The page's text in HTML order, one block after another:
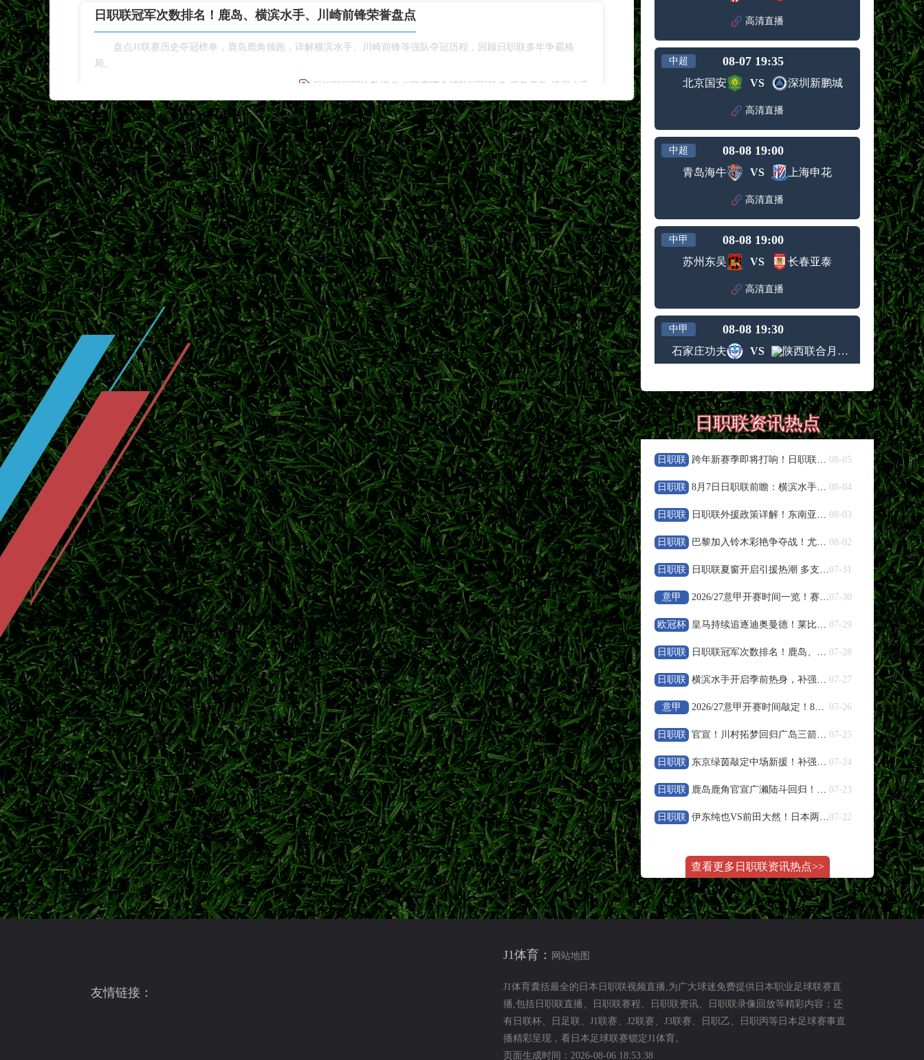
日职联冠军次数排名！鹿岛、横滨水手、川崎前锋荣誉盘点
盘点J1联赛历史夺冠榜单，鹿岛鹿角领跑，详解横滨水手、川崎前锋等强队夺冠历程，回顾日职联多年争霸格
局。
日职联冠军次数排名 J1联赛哪个球队冠军最多 鹿岛鹿角 横滨水手
横滨水手开启季前热身，补强阵容冲击新赛季亚冠资格
2026日职联临近开赛，横滨水手投入季前热身备战。球队积极调整阵容，目标在跨年赛季争夺亚冠参赛席位。
横滨水手 日职联 j1联赛 日职联季前热身
官宣！川村拓梦回归广岛三箭补强中场
北京时间7月25日官方消息，日本中场川村拓梦离开萨尔茨堡红牛，永久转会重返广岛三箭，旅欧球员回归J联
赛。
川村拓梦 广岛三箭 日职联转会 萨尔茨堡红牛
东京绿茵敲定中场新援！补强中场，全力冲刺下半程联赛
2026日职联夏窗持续运作，东京绿茵签下实力派中场柴户海，充实中场轮换厚度，备战联赛下半程关键赛程。
东京绿茵 东京绿茵转会 东京绿茵补强 日职联夏窗
鹿岛鹿角官宣广濑陆斗回归！补强防线冲击日职联冠军
日职联豪门鹿岛鹿角正式签下后卫广濑陆斗，球员从神户胜利船重返老东家。经验丰富的本土后卫加盟，助力球
队下半程联赛争冠。
鹿岛鹿角 广濑陆斗 日职联转会 神户胜利船
伊东纯也VS前田大然！日本两大前锋特点与前景解析
2026美加墨世界杯落下帷幕，伊东纯也与前田大然代表日本队出战大赛。对比两名锋线球员技术风格，展望二人
俱乐部新赛季赛场表现。
伊东纯也 前田大然 日本前锋 2026世界杯
大阪钢巴夏窗阵容全面更新！8月7日迎战浦和红钻开启新赛季
2026/27跨年日职联开赛在即，盘点大阪钢巴夏窗人员变动、海外青训新星动态，详解揭幕战对阵浦和红钻的备战
情况与新赛季争冠目标。
大阪钢巴最新资讯 2026-27日职联大阪钢巴 大阪钢巴夏窗转会 大阪钢巴VS浦和红钻
2026日职联前瞻：新赛季8月7日揭幕 强强对决开启新征程
2026/27赛季日职联正式开启跨年赛制，北京时间8月7日迎来新赛季揭幕战，横滨水手对阵鹿岛鹿角、大阪钢巴迎
战浦和红钻，两场强强对话拉开J1联赛新赛季大幕。
2026/27日职联 日职联揭幕战 横滨水手vs鹿岛鹿角 大阪钢巴VS浦和红钻
日职联J1改制新赛季前瞻：格局全面洗牌
日职联正式开启秋春跨年改制时代，新赛季J1赛程、外援、升降级规则全面调整。本文深度解读改制核心变化，
解析联赛争冠、中游抢分与保级整体格局。
日职联 J1联赛改制 日职联新赛季前瞻 日职联争冠保级格局
日职联J1实力格局深度解析
深度解析日职联J1长期联赛格局、豪门梯队划分、各队攻防特质、整体战术体系以及亚洲赛场竞争力。
详解大迫勇也职业生涯，2009年鹿岛鹿角出道、七年德甲留洋经历，2021回归效力神户胜利船，包含技术特点、
高清直播
中超 08-07 19:35
北京国安 VS 深圳新鹏城
高清直播
中超 08-08 19:00
青岛海牛 VS 上海申花
高清直播
中甲 08-08 19:00
苏州东吴 VS 长春亚泰
高清直播
中甲 08-08 19:30
石家庄功夫 VS 陕西联合月亮泊队
中甲 08-08 19:30
梅州客家 VS 佛山南狮
中甲 08-08 19:30
中超 08-08 19:35
浙江队 VS 武汉三镇
高清直播
中超 08-08 19:35
大连英博 VS 辽宁铁人
高清直播
云南玉昆 VS 成都蓉城
08-08 20:00
定南赣联 VS 大连鲲城
高清直播
高清直播
巴西甲
日职联资讯热点
日职联 跨年新赛季即将打响！日职联夏窗人员变动盘点 08-05
日职联 8月7日日职联前瞻：横滨水手vs鹿岛鹿角 08-04
日职联 日职联外援政策详解！东南亚球员特殊规则说明 08-03
日职联 巴黎加入铃木彩艳争夺战！尤文报价遭帕尔马拒绝 08-02
日职联 日职联夏窗开启引援热潮 多支豪门调整阵容备战下半程07-31
意甲 2026/27意甲开赛时间一览！赛程周期与参赛队伍整理07-30
欧冠杯 皇马持续追逐迪奥曼德！莱比锡天才引发欧冠豪门竞价 07-29
日职联 日职联冠军次数排名！鹿岛、横滨水手、川崎前锋荣誉盘点 07-28
日职联 横滨水手开启季前热身，补强阵容冲击新赛季亚冠资格 07-27
意甲 2026/27意甲开赛时间敲定！8月23日联赛正式打响 07-26
日职联 官宣！川村拓梦回归广岛三箭补强中场 07-25
日职联 东京绿茵敲定中场新援！补强中场，全力冲刺下半程联赛 07-24
日职联 鹿岛鹿角官宣广濑陆斗回归！补强防线冲击日职联冠军 07-23
日职联 伊东纯也VS前田大然！日本两大前锋特点与前景解析07-22
查看更多日职联资讯热点>>
友情链接：
J1体育： 网站地图
J1体育囊括最全的日本日职联视频直播,为广大球迷免费提供日本职业足球联赛直
播,包括日职联直播、日职联赛程、日职联资讯、日职联录像回放等精彩内容；还
有日联杯、日足联、J1联赛、J2联赛、J3联赛、日职乙、日职丙等日本足球赛事直
播精彩呈现，看日本足球联赛锁定J1体育。
页面生成时间：2026-08-06 18:53:38